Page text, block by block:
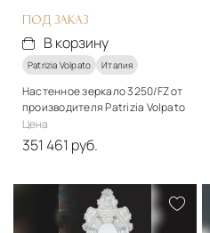
ПОД ЗАКАЗ
В корзину
Patrizia Volpato Италия
Настенное зеркало 3250/FZ от
производителя Patrizia Volpato
Цена
351 461 руб.
Стекло, металл
Подробнее